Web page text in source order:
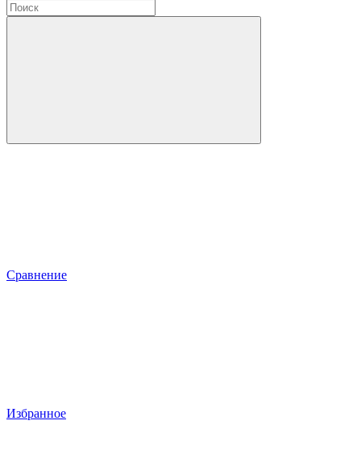
Сравнение
Избранное